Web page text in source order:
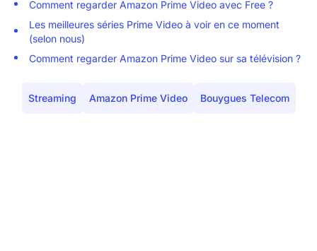
Comment regarder Amazon Prime Video avec Free ?
Les meilleures séries Prime Video à voir en ce moment
(selon nous)
Comment regarder Amazon Prime Video sur sa télévision ?
Streaming Amazon Prime Video Bouygues Telecom